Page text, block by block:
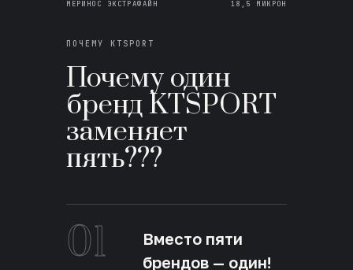
МЕРИНОС ЭКСТРАФАЙН 18,5 МИКРОН
ПОЧЕМУ KTSPORT
Почему один
бренд KTSPORT
заменяет
пять???
01
Вместо пяти
брендов — один!